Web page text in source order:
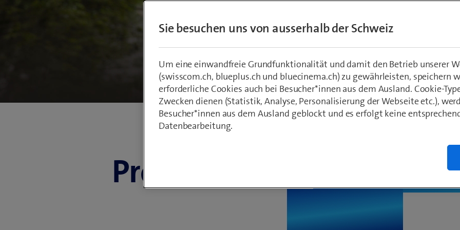
bis zu 500.– sparen
Profitiere vom
angebot
Sie besuchen uns von ausserhalb der Schweiz
Um eine einwandfreie Grundfunktionalität und damit den Betrieb unserer
(swisscom.ch, blueplus.ch und bluecinema.ch) zu gewährleisten, speichern
erforderliche Cookies auch bei Besucher*innen aus dem Ausland. Cookie-
Zwecken dienen (Statistik, Analyse, Personalisierung der Webseite etc.),
Besucher*innen aus dem Ausland geblockt und es erfolgt keine
Datenbearbeitung.